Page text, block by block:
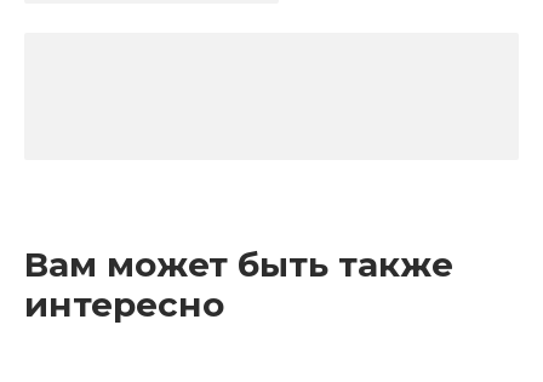
Вам может быть также
интересно